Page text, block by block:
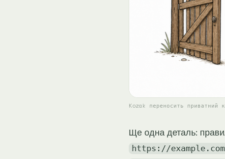
Kozak переносить приватний
Ще одна деталь:
https://